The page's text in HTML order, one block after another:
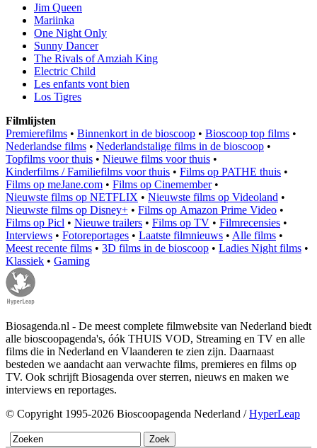
Jim Queen
Mariinka
One Night Only
Sunny Dancer
The Rivals of Amziah King
Electric Child
Les enfants vont bien
Los Tigres
Filmlijsten
Premierefilms • Binnenkort in de bioscoop • Bioscoop top films •
Nederlandse films • Nederlandstalige films in de bioscoop •
Topfilms voor thuis • Nieuwe films voor thuis •
Kinderfilms / Familiefilms voor thuis • Films op PATHE thuis •
Films op meJane.com • Films op Cinemember•
Nieuwste films op NETFLIX • Nieuwste films op Videoland •
Nieuwste films op Disney+ • Films op Amazon Prime Video •
Films op Picl • Nieuwe trailers • Films op TV • Filmrecensies •
Interviews • Fotoreportages • Laatste filmnieuws • Alle films •
Meest recente films • 3D films in de bioscoop • Ladies Night films •
Klassiek • Gaming
Biosagenda.nl - De meest complete filmwebsite van Nederland biedt
alle bioscoopagenda's, óók THUIS VOD, Streaming en TV en alle
films die in Nederland en Vlaanderen te zien zijn. Daarnaast
besteden we aandacht aan verwachte films, premieres en films op
TV. Ook schrijft Biosagenda over sterren, nieuws en maken we
interviews en reportages.
© Copyright 1995-2026 Bioscoopagenda Nederland /HyperLeap